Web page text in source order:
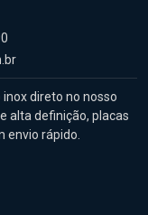
direto no nosso
alta definição, placas
envio rápido.